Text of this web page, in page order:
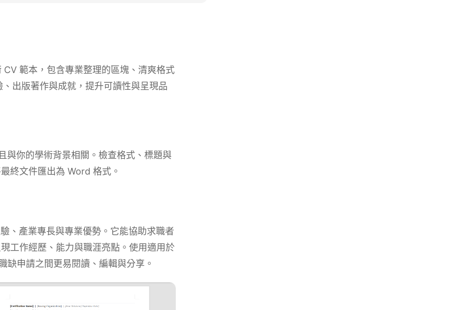
範本，包含專業整理的區塊、清爽格式
出版著作與成就，提升可讀性與呈現品
與你的學術背景相關。檢查格式、標題與
終文件匯出為 Word 格式。
、產業專長與專業優勢。它能協助求職者
工作經歷、能力與職涯亮點。使用適用於
缺申請之間更易閱讀、編輯與分享。